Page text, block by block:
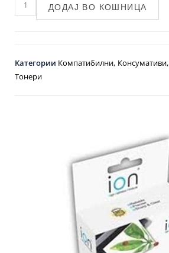
ДОДАЈ ВО КОШНИЦА
Категории Компатибилни, Консумативи,
Тонери